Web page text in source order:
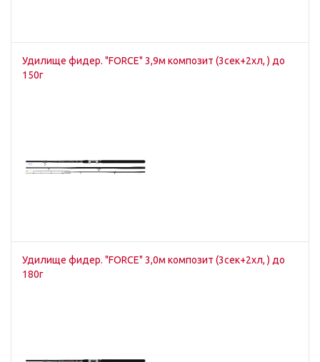
Удилище фидер. "FORCE" 3,9м композит (3сек+2хл, ) до
150г
Удилище фидер. "FORCE" 3,0м композит (3сек+2хл, ) до
180г